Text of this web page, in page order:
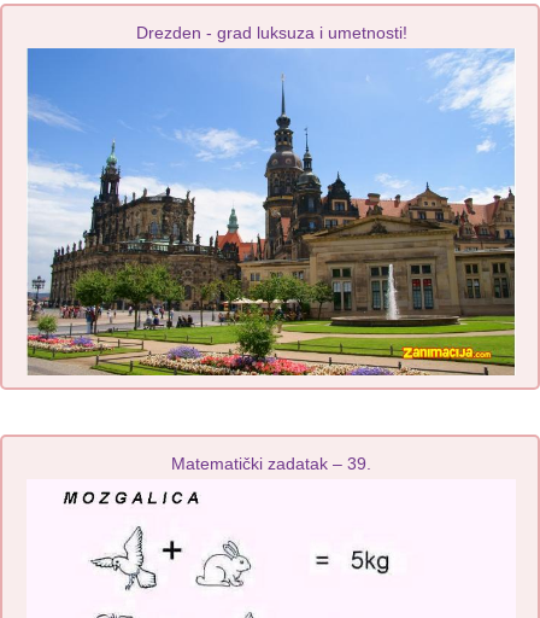
Drezden - grad luksuza i umetnosti!
Matematički zadatak – 39.